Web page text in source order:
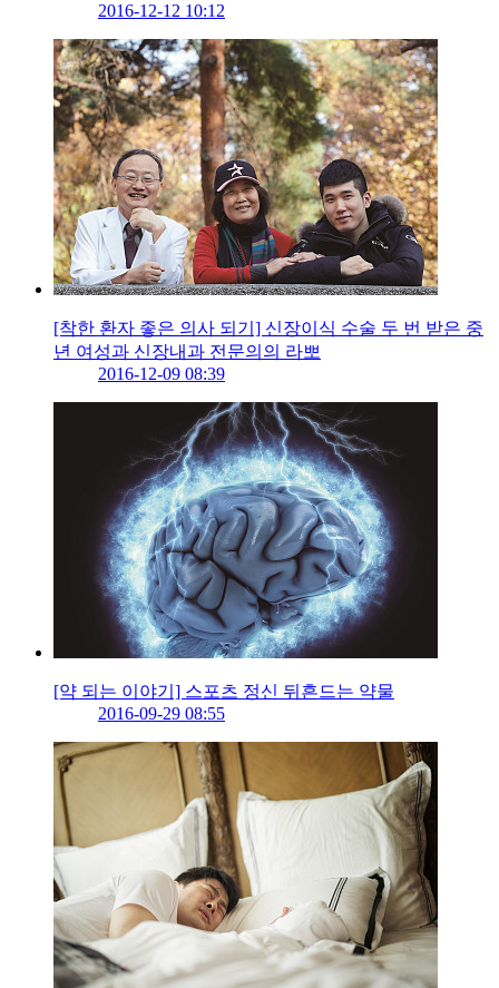
2016-12-12 10:12
[착한 환자 좋은 의사 되기] 신장이식 수술 두 번 받은 중
년 여성과 신장내과 전문의의 라뽀
2016-12-09 08:39
[약 되는 이야기] 스포츠 정신 뒤흔드는 약물
2016-09-29 08:55